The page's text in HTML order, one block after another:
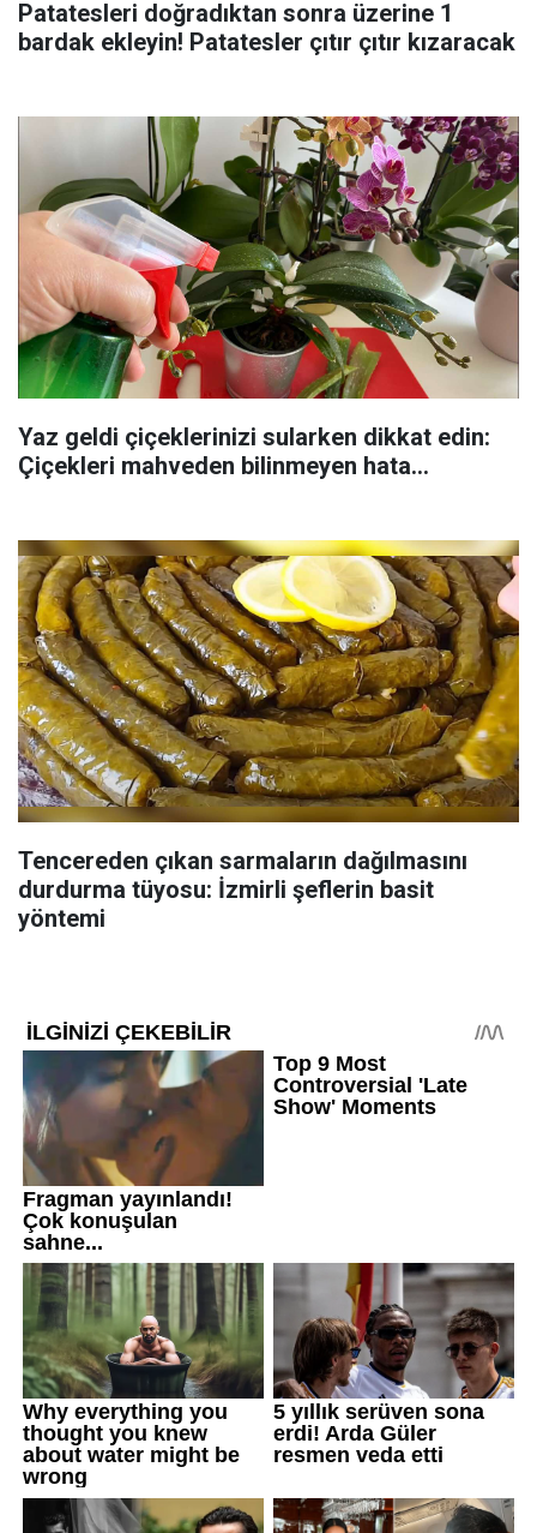
Patatesleri doğradıktan sonra üzerine 1
bardak ekleyin! Patatesler çıtır çıtır kızaracak
Yaz geldi çiçeklerinizi sularken dikkat edin:
Çiçekleri mahveden bilinmeyen hata...
Tencereden çıkan sarmaların dağılmasını
durdurma tüyosu: İzmirli şeflerin basit
yöntemi